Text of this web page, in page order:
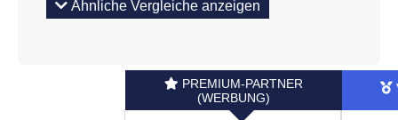
Ähnliche Vergleiche anzeigen